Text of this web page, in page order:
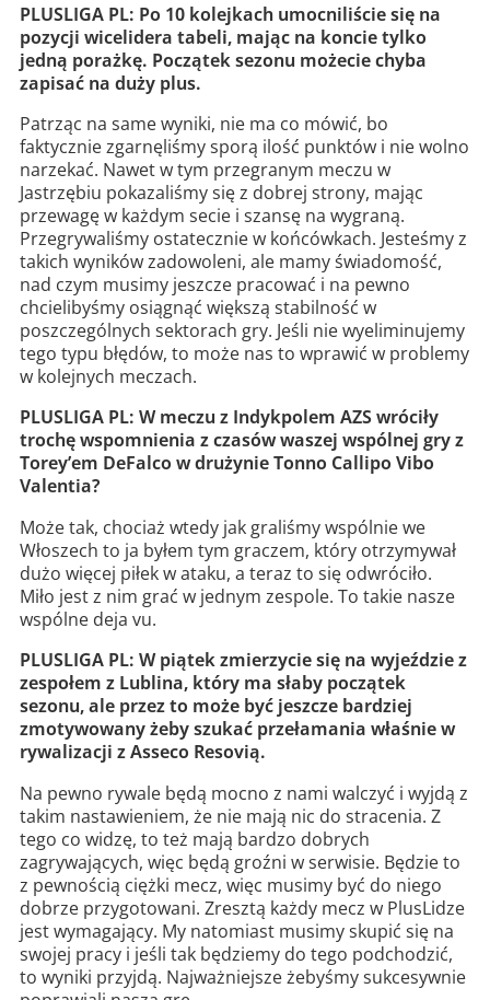
PLUSLIGA PL: Po 10 kolejkach umocniliście się na
pozycji wicelidera tabeli, mając na koncie tylko
jedną porażkę. Początek sezonu możecie chyba
zapisać na duży plus.
Patrząc na same wyniki, nie ma co mówić, bo
faktycznie zgarnęliśmy sporą ilość punktów i nie wolno
narzekać. Nawet w tym przegranym meczu w
Jastrzębiu pokazaliśmy się z dobrej strony, mając
przewagę w każdym secie i szansę na wygraną.
Przegrywaliśmy ostatecznie w końcówkach. Jesteśmy z
takich wyników zadowoleni, ale mamy świadomość,
nad czym musimy jeszcze pracować i na pewno
chcielibyśmy osiągnąć większą stabilność w
poszczególnych sektorach gry. Jeśli nie wyeliminujemy
tego typu błędów, to może nas to wprawić w problemy
w kolejnych meczach.
PLUSLIGA PL: W meczu z Indykpolem AZS wróciły
trochę wspomnienia z czasów waszej wspólnej gry z
Torey’em DeFalco w drużynie Tonno Callipo Vibo
Valentia?
Może tak, chociaż wtedy jak graliśmy wspólnie we
Włoszech to ja byłem tym graczem, który otrzymywał
dużo więcej piłek w ataku, a teraz to się odwróciło.
Miło jest z nim grać w jednym zespole. To takie nasze
wspólne deja vu.
PLUSLIGA PL: W piątek zmierzycie się na wyjeździe z
zespołem z Lublina, który ma słaby początek
sezonu, ale przez to może być jeszcze bardziej
zmotywowany żeby szukać przełamania właśnie w
rywalizacji z Asseco Resovią.
Na pewno rywale będą mocno z nami walczyć i wyjdą z
takim nastawieniem, że nie mają nic do stracenia. Z
tego co widzę, to też mają bardzo dobrych
zagrywających, więc będą groźni w serwisie. Będzie to
z pewnością ciężki mecz, więc musimy być do niego
dobrze przygotowani. Zresztą każdy mecz w PlusLidze
jest wymagający. My natomiast musimy skupić się na
swojej pracy i jeśli tak będziemy do tego podchodzić,
to wyniki przyjdą. Najważniejsze żebyśmy sukcesywnie